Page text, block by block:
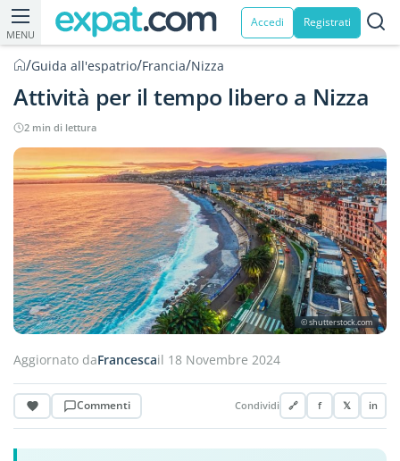
MENU
Accedi Registrati
/Guida all'espatrio/Francia/Nizza
Attività per il tempo libero a Nizza
2 min di lettura
© shutterstock.com
Aggiornato daFrancescail 18 Novembre 2024
Commenti Condividi 🔗 f 𝕏 in